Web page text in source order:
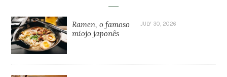
Ramen, o famoso
miojo japonês
JULY 30, 2026